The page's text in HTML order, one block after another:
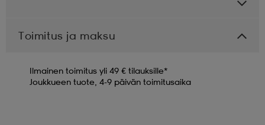
Toimitus ja maksu
Ilmainen toimitus yli 49 € tilauksille*
Joukkueen tuote, 4-9 päivän toimitusaika